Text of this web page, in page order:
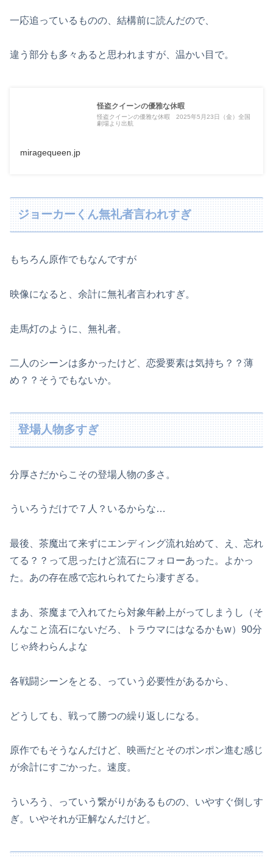
一応追っているものの、結構前に読んだので、
違う部分も多々あると思われますが、温かい目で。
怪盗クイーンの優雅な休暇
怪盗クイーンの優雅な休暇 2025年5月23日（金）全国
劇場より出航
miragequeen.jp
ジョーカーくん無礼者言われすぎ
もちろん原作でもなんですが
映像になると、余計に無礼者言われすぎ。
走馬灯のように、無礼者。
二人のシーンは多かったけど、恋愛要素は気持ち？？薄
め？？そうでもないか。
登場人物多すぎ
分厚さだからこその登場人物の多さ。
ういろうだけで７人？いるからな…
最後、茶魔出て来ずにエンディング流れ始めて、え、忘れ
てる？？って思ったけど流石にフォローあった。よかっ
た。あの存在感で忘れられてたら凄すぎる。
まあ、茶魔まで入れてたら対象年齢上がってしまうし（そ
んなこと流石にないだろ、トラウマにはなるかもw）90分
じゃ終わらんよな
各戦闘シーンをとる、っていう必要性があるから、
どうしても、戦って勝つの繰り返しになる。
原作でもそうなんだけど、映画だとそのポンポン進む感じ
が余計にすごかった。速度。
ういろう、っていう繋がりがあるものの、いやすぐ倒しす
ぎ。いやそれが正解なんだけど。